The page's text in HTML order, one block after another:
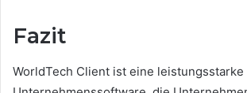
Fazit
WorldTech Client ist eine